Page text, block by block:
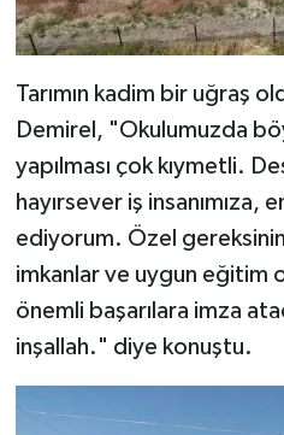
Tarımın kadim bir uğraş
Demirel, "Okulumuzda
yapılması çok kıymetli.
hayırsever iş
ediyorum. Özel
imkanlar ve uygun eğitim
önemli başarılara imza
inşallah." diye konuştu.